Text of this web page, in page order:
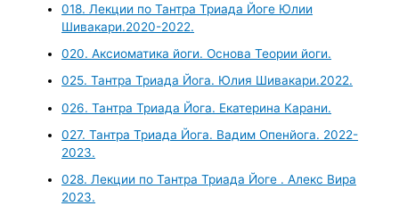
018. Лекции по Тантра Триада Йоге Юлии
Шивакари.2020-2022.
020. Аксиоматика йоги. Основа Теории йоги.
025. Тантра Триада Йога. Юлия Шивакари.2022.
026. Тантра Триада Йога. Екатерина Карани.
027. Тантра Триада Йога. Вадим Опенйога. 2022-
2023.
028. Лекции по Тантра Триада Йоге . Алекс Вира
2023.